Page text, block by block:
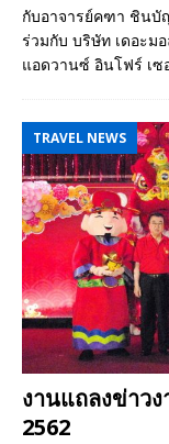
กับอาจารย์คฑา ชินบั
ร่วมกับ บริษัท เดอะม
แอดวานซ์ อินโฟร์ เซ
TRAVEL NEWS
งานแถลงข่าว
2562